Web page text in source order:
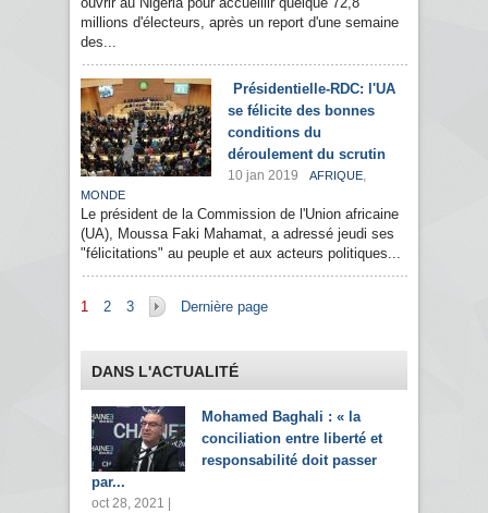
millions d'électeurs, après un report d'une semaine
des...
Présidentielle-RDC: l'UA
se félicite des bonnes
conditions du
déroulement du scrutin
10 jan 2019 AFRIQUE,
MONDE
Le président de la Commission de l'Union africaine
(UA), Moussa Faki Mahamat, a adressé jeudi ses
"félicitations" au peuple et aux acteurs politiques...
Pages
1 2 3 Dernière page
DANS L'ACTUALITÉ
Mohamed Baghali : « la
conciliation entre liberté et
responsabilité doit passer
par...
oct 28, 2021 |